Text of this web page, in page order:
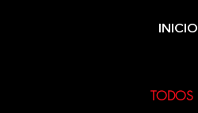
INICIO
TODOS